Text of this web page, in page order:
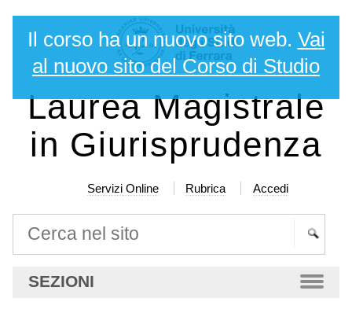
contenuti.
Salta
alla
navigazione
personali
Il corso ha un nuovo sito web. Vai
al nuovo sito del Corso di Studio
Laurea Magistrale
in Giurisprudenza
Servizi Online Rubrica Accedi
avanzata…
SEZIONI